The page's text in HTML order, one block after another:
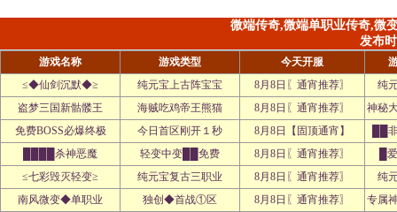
微端传奇,微端单职业传奇,微
发布
游戏名称 游戏类型 今天开服
≤◆仙剑沉默◆≥
纯元宝上古阵宝宝 8月8日〖通宵推荐〗
纯
盗梦三国新骷髅王
海贼吃鸡帝王熊猫 8月8日〖通宵推荐〗
神秘
免费BOSS必爆终极
今日首区刚开１秒 8月8日【固顶通宵】
██
████杀神恶魔
轻变中变██免费 8月8日〖通宵推荐〗
█
≤七彩毁灭轻变≥
纯元宝复古三职业 8月8日〖通宵推荐〗
纯
南风微变◆单职业
独创◆首战①区 8月8日〖通宵推荐〗 专属